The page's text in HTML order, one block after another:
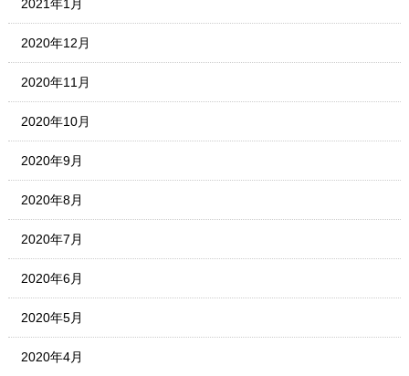
2021年1月
2020年12月
2020年11月
2020年10月
2020年9月
2020年8月
2020年7月
2020年6月
2020年5月
2020年4月